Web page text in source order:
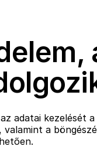
adatai kezelését
a